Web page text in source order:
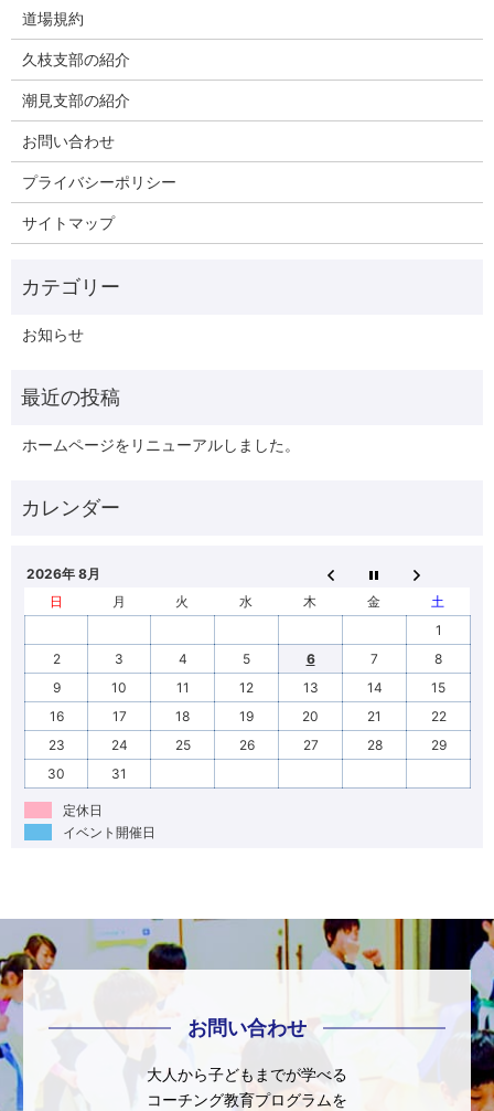
道場規約
久枝支部の紹介
潮見支部の紹介
お問い合わせ
プライバシーポリシー
サイトマップ
お知らせ
ホームページをリニューアルしました。
2026年 8月
日
月 火 水 木 金
土
1
2
3 4 5 6 7
8
9
10 11 12 13 14
15
16
17 18 19 20 21
22
23
24 25 26 27 28
29
30
31
定休日
イベント開催日
お問い合わせ
大人から子どもまでが学べる
コーチング教育プログラムを